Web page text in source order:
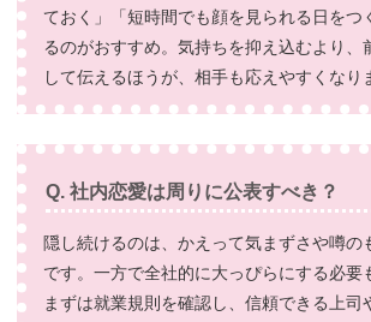
ておく」「短時間でも顔を見られる日をつ
るのがおすすめ。気持ちを抑え込むより、
して伝えるほうが、相手も応えやすくなり
Q. 社内恋愛は周りに公表すべき？
隠し続けるのは、かえって気まずさや噂の
です。一方で全社的に大っぴらにする必要
まずは就業規則を確認し、信頼できる上司